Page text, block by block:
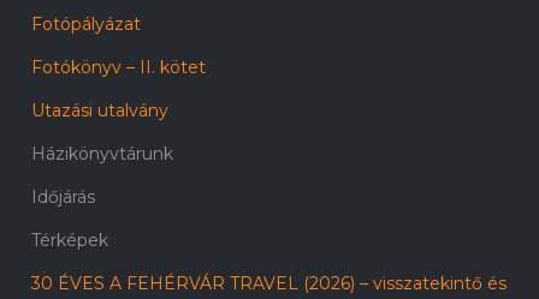
Fotópályázat
Fotókönyv – II. kötet
Utazási utalvány
Házikönyvtárunk
Időjárás
Térképek
30 ÉVES A FEHÉRVÁR TRAVEL (2026) – visszatekintő és